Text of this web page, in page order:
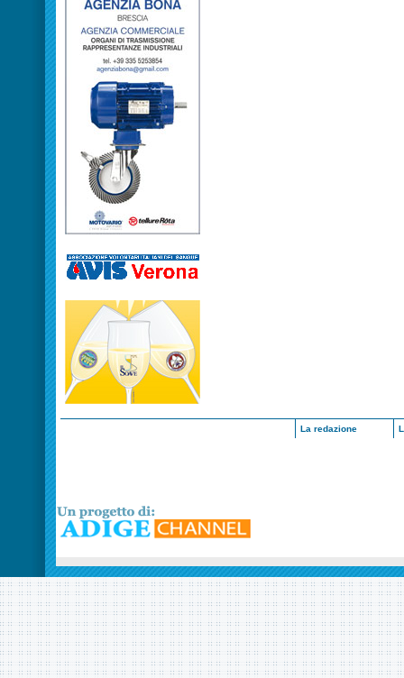
La redazione